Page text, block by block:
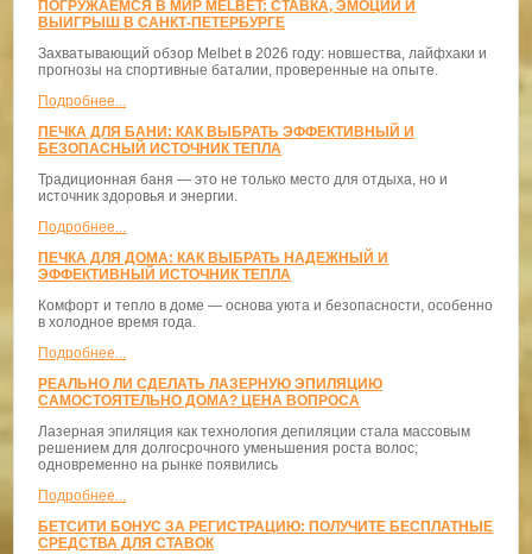
ПОГРУЖАЕМСЯ В МИР MELBET: СТАВКА, ЭМОЦИИ И
ВЫИГРЫШ В САНКТ-ПЕТЕРБУРГЕ
Захватывающий обзор Melbet в 2026 году: новшества, лайфхаки и
прогнозы на спортивные баталии, проверенные на опыте.
Подробнее...
ПЕЧКА ДЛЯ БАНИ: КАК ВЫБРАТЬ ЭФФЕКТИВНЫЙ И
БЕЗОПАСНЫЙ ИСТОЧНИК ТЕПЛА
Традиционная баня — это не только место для отдыха, но и
источник здоровья и энергии.
Подробнее...
ПЕЧКА ДЛЯ ДОМА: КАК ВЫБРАТЬ НАДЕЖНЫЙ И
ЭФФЕКТИВНЫЙ ИСТОЧНИК ТЕПЛА
Комфорт и тепло в доме — основа уюта и безопасности, особенно
в холодное время года.
Подробнее...
РЕАЛЬНО ЛИ СДЕЛАТЬ ЛАЗЕРНУЮ ЭПИЛЯЦИЮ
САМОСТОЯТЕЛЬНО ДОМА? ЦЕНА ВОПРОСА
Лазерная эпиляция как технология депиляции стала массовым
решением для долгосрочного уменьшения роста волос;
одновременно на рынке появились
Подробнее...
БЕТСИТИ БОНУС ЗА РЕГИСТРАЦИЮ: ПОЛУЧИТЕ БЕСПЛАТНЫЕ
СРЕДСТВА ДЛЯ СТАВОК